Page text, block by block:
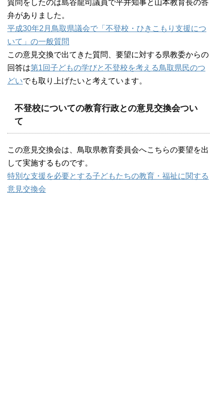
質問をしたのは島谷龍司議員で平井知事と山本教育長の答
弁がありました。
平成30年2月鳥取県議会で「不登校・ひきこもり支援につ
いて」の一般質問
この意見交換で出てきた質問、要望に対する県教委からの
回答は第1回子どもの学びと不登校を考える鳥取県民のつ
どいでも取り上げたいと考えています。
不登校についての教育行政との意見交換会つい
て
この意見交換会は、鳥取県教育委員会へこちらの要望を出
して実施するものです。
特別な支援を必要とする子どもたちの教育・福祉に関する
意見交換会